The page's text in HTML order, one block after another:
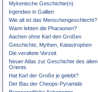
Mykenische Geschichte(n)
Irgendwo in Gallien
Wie alt ist das Menschengeschlecht?
Wann lebten die Pharaonen?
Aachen ohne Karl den Großen
Geschichte, Mythen, Katastrophen
Die veraltete Vorzeit
Neuer Atlas zur Geschichte des alten
Orients
Hat Karl der Große je gelebt?
Der Bau der Cheops-Pyramide